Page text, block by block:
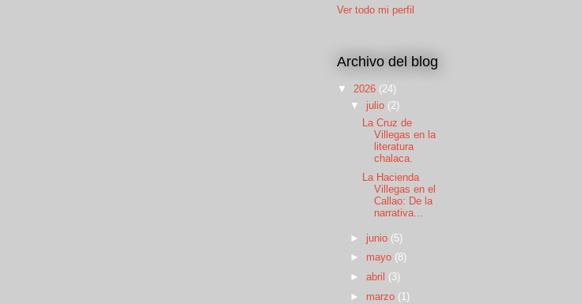
Ver todo mi perfil
Archivo del blog
▼ 2026 (24)
▼ julio (2)
La Cruz de
Villegas en la
literatura
chalaca.
La Hacienda
Villegas en el
Callao: De la
narrativa...
► junio (5)
► mayo (8)
► abril (3)
► marzo (1)